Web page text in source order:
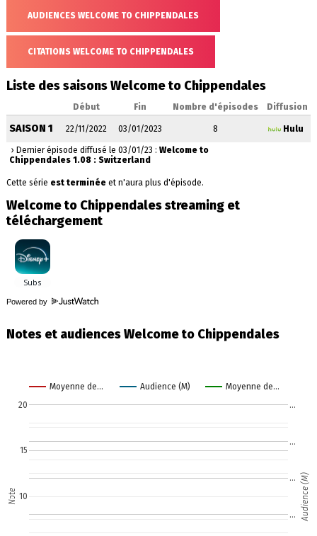
AUDIENCES WELCOME TO CHIPPENDALES
CITATIONS WELCOME TO CHIPPENDALES
Liste des saisons Welcome to Chippendales
Début Fin Nombre d'épisodes Diffusion
SAISON 1 22/11/2022 03/01/2023 8 Hulu
› Dernier épisode diffusé le 03/01/23 : Welcome to
Chippendales 1.08 : Switzerland
Cette série est terminéeet n'aura plus d'épisode.
Welcome to Chippendales streaming et
téléchargement
Powered by
Notes et audiences Welcome to Chippendales
Moyenne de… Audience (M) Moyenne de…
10
15
20
…
…
…
…
Note Audience (M)